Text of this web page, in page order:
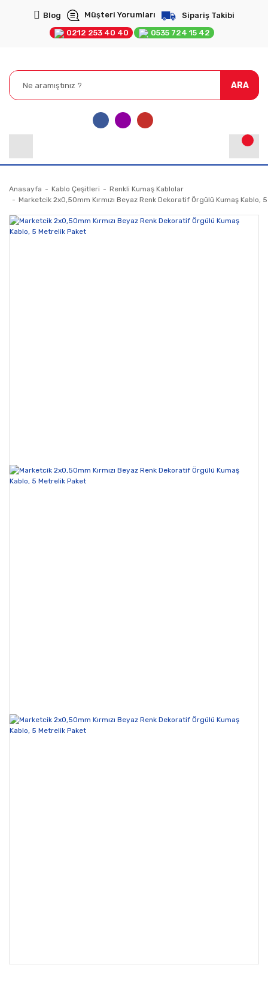
Blog Müşteri Yorumları
Sipariş Takibi
0212 253 40 40
0535 724 15 42
ARA
Anasayfa Kablo Çeşitleri
Renkli Kumaş Kablolar
Marketcik 2x0,50mm Kırmızı Beyaz Renk Dekoratif Örgülü Kumaş Kablo,